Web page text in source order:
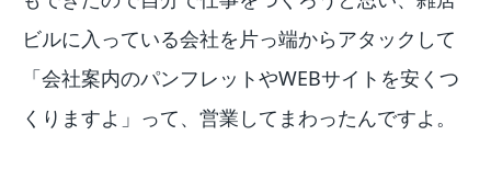
ビルに入っている会社を片っ端からアタックして
「会社案内のパンフレットやWEBサイトを安くつ
くりますよ」って、営業してまわったんですよ。